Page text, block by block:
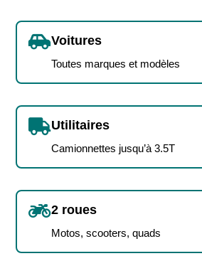
Voitures
Toutes marques et modèles
Utilitaires
Camionnettes jusqu’à 3.5T
2 roues
Motos, scooters, quads